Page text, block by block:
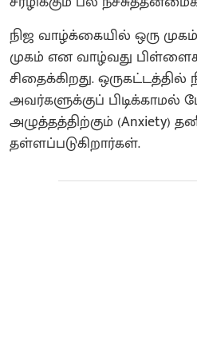
நிஜ வாழ்க்கையில் ஒரு
முகம் என வாழ்வது
சிதைக்கிறது.
அவர்களுக்குப்
அழுத்தத்திற்கும் (Anxiety)
தள்ளப்படுகிறார்கள்.